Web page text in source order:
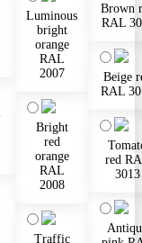
Luminous
bright
orange
RAL
2007
Bright
red
orange
RAL
2008
Traffic
Brown
RAL
Beige
RAL
red
3013